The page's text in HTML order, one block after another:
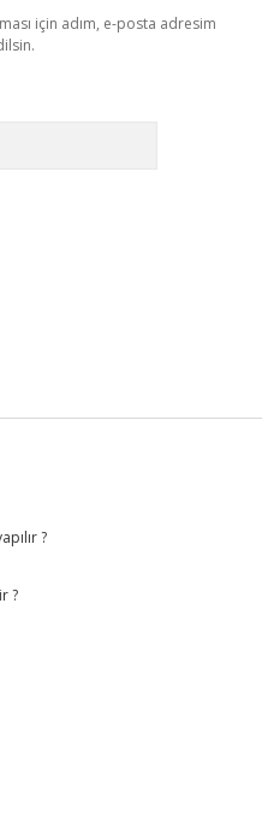
için adım, e-posta adresim
?
?